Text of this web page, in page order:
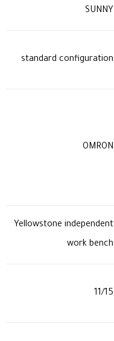
SUNNY
standard configuration
OMRON
Yellowstone independent
work bench
11/15